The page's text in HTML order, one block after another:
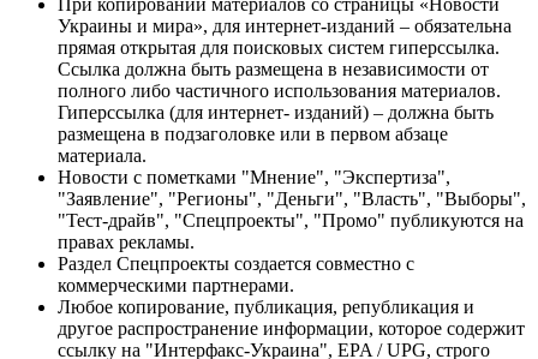
Украины и мира», для интернет-изданий – обязательна
прямая открытая для поисковых систем гиперссылка.
Ссылка должна быть размещена в независимости от
полного либо частичного использования материалов.
Гиперссылка (для интернет- изданий) – должна быть
размещена в подзаголовке или в первом абзаце
материала.
Новости с пометками "Мнение", "Экспертиза",
"Заявление", "Регионы", "Деньги", "Власть", "Выборы",
"Тест-драйв", "Спецпроекты", "Промо" публикуются на
правах рекламы.
Раздел Спецпроекты создается совместно с
коммерческими партнерами.
Любое копирование, публикация, републикация и
другое распространение информации, которое содержит
ссылку на "Интерфакс-Украина", EPA / UPG, строго